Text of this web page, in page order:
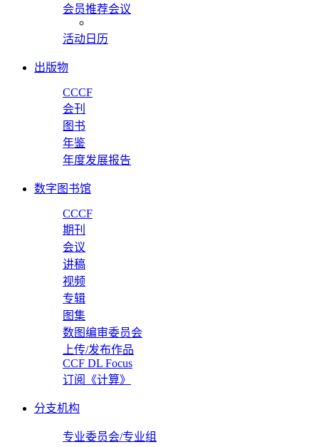
会员推荐会议
活动日历
出版物
CCCF
会刊
图书
年鉴
年度发展报告
数字图书馆
CCCF
期刊
会议
讲稿
视频
专辑
图集
数图编审委员会
上传/发布作品
CCF DL Focus
订阅《计算》
分支机构
专业委员会/专业组